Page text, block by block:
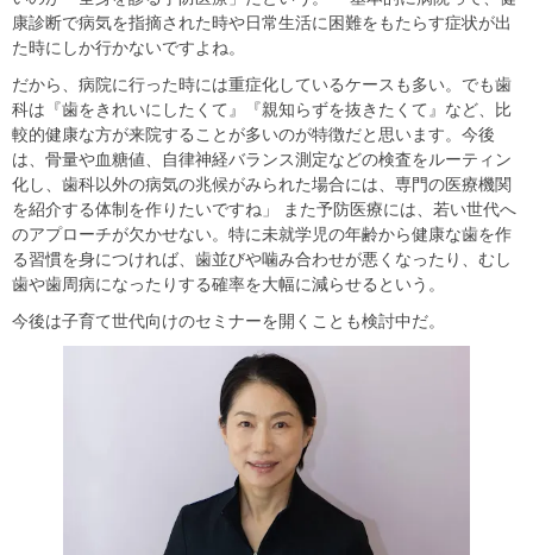
康診断で病気を指摘された時や日常生活に困難をもたらす症状が出
た時にしか行かないですよね。
だから、病院に行った時には重症化しているケースも多い。でも歯
科は『歯をきれいにしたくて』『親知らずを抜きたくて』など、比
較的健康な方が来院することが多いのが特徴だと思います。今後
は、骨量や血糖値、自律神経バランス測定などの検査をルーティン
化し、歯科以外の病気の兆候がみられた場合には、専門の医療機関
を紹介する体制を作りたいですね」 また予防医療には、若い世代へ
のアプローチが欠かせない。特に未就学児の年齢から健康な歯を作
る習慣を身につければ、歯並びや噛み合わせが悪くなったり、むし
歯や歯周病になったりする確率を大幅に減らせるという。
今後は子育て世代向けのセミナーを開くことも検討中だ。